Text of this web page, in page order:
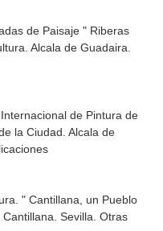
de Paisaje " Riberas
Alcala de Guadaira.
de Pintura de
la Ciudad. Alcala de
" Cantillana, un Pueblo
Sevilla. Otras